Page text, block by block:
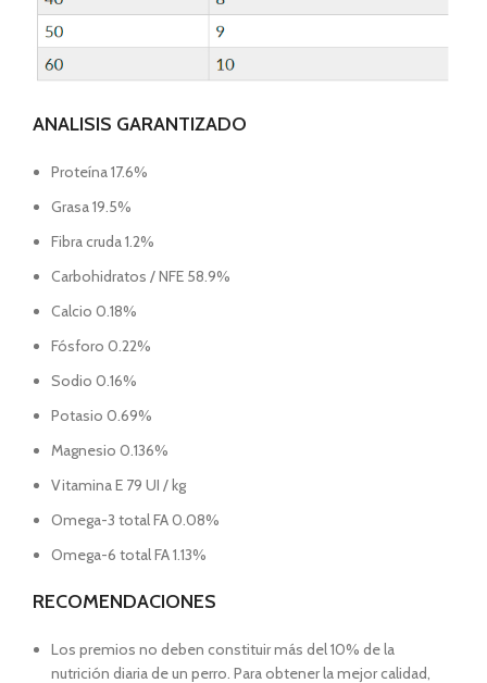
ANALISIS GARANTIZADO
Proteína 17.6%
Grasa 19.5%
Fibra cruda 1.2%
Carbohidratos / NFE 58.9%
Calcio 0.18%
Fósforo 0.22%
Sodio 0.16%
Potasio 0.69%
Magnesio 0.136%
Vitamina E 79 UI / kg
Omega-3 total FA 0.08%
Omega-6 total FA 1.13%
RECOMENDACIONES
Los premios no deben constituir más del 10% de la
nutrición diaria de un perro. Para obtener la mejor calidad,